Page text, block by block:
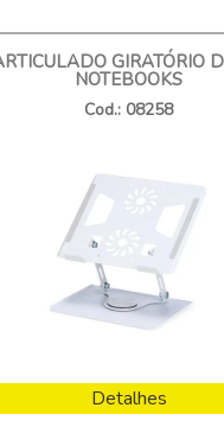
GIRATÓRIO
NOTEBOOKS
Cod.: 08258
Detalhes